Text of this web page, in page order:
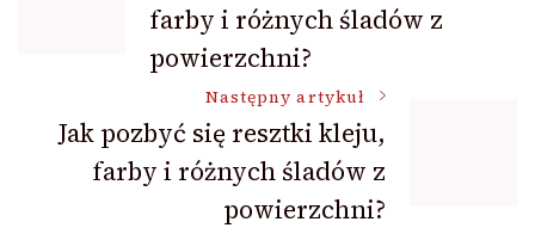
wpisufarby i różnych śladów z
powierzchni?
Następny artykuł
Jak pozbyć się resztki kleju,
farby i różnych śladów z
powierzchni?